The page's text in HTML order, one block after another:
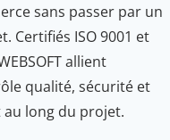
sans passer par un
Certifiés ISO 9001 et
allient
qualité, sécurité et
long du projet.